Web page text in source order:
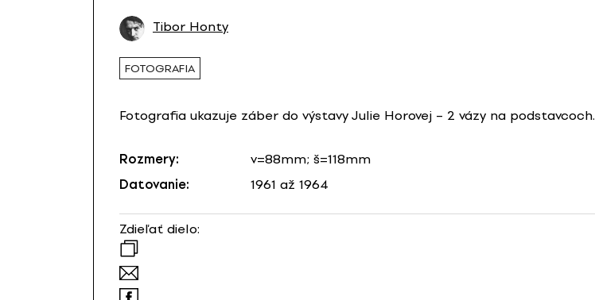
Tibor Honty
FOTOGRAFIA
Fotografia ukazuje záber do výstavy Julie Horovej – 2 vázy na podstavcoch.
Rozmery:
v=88mm; š=118mm
Datovanie:
1961 až 1964
Zdieľať dielo: